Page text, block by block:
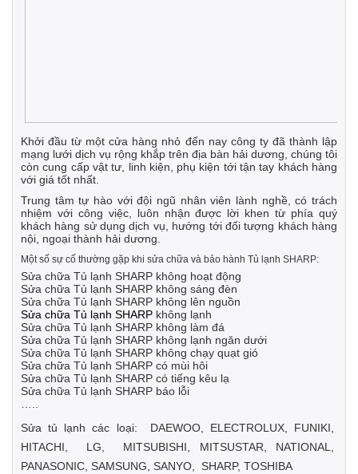
Khởi đầu từ một cửa hàng nhỏ đến nay công ty đã thành lập
mạng lưới dịch vụ rộng khắp trên địa bàn hải dương, chúng tôi
còn cung cấp vật tư, linh kiện, phụ kiện tới tận tay khách hàng
với giá tốt nhất.
Trung tâm tự hào với đội ngũ nhân viên lành nghề, có trách
nhiệm với công việc, luôn nhận được lời khen từ phía quý
khách hàng sử dụng dịch vụ, hướng tới đối tượng khách hàng
nội, ngoại thành hải dương.
Một số sự cố thường gặp khi sửa chữa và bảo hành Tủ lạnh SHARP:
Sửa chữa Tủ lạnh SHARP không hoạt động
Sửa chữa Tủ lạnh SHARP không sáng đèn
Sửa chữa Tủ lạnh SHARP không lên nguồn
Sửa chữa Tủ lạnh SHARP không lạnh
Sửa chữa Tủ lạnh SHARP không làm đá
Sửa chữa Tủ lạnh SHARP không lạnh ngăn dưới
Sửa chữa Tủ lạnh SHARP không chạy quạt gió
Sửa chữa Tủ lạnh SHARP có mùi hôi
Sửa chữa Tủ lạnh SHARP có tiếng kêu lạ
Sửa chữa Tủ lạnh SHARP báo lỗi
Sửa tủ lạnh các loại: DAEWOO, ELECTROLUX, FUNIKI,
HITACHI, LG, MITSUBISHI, MITSUSTAR, NATIONAL,
PANASONIC, SAMSUNG, SANYO, SHARP, TOSHIBA